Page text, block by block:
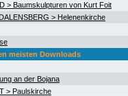
> Baumskulpturen von Kurt Foit
> Helenenkirche
meisten Downloads
an der Bojana
> Paulskirche